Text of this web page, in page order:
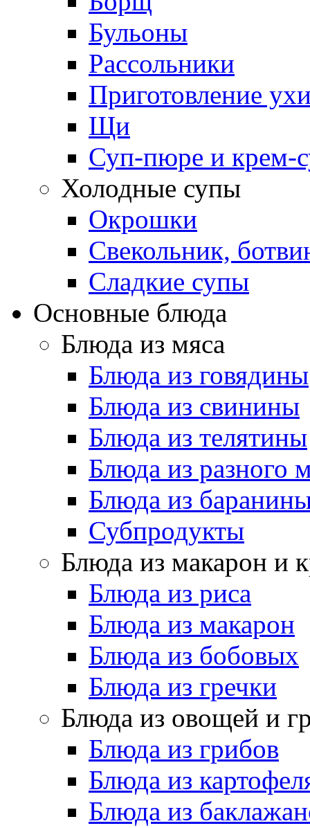
Бульоны
Рассольники
Приготовление
Щи
Суп-пюре и крем-
Холодные супы
Окрошки
Свекольник,
Cладкие супы
Основные блюда
Блюда из мяса
Блюда из говядины
Блюда из свинины
Блюда из телятины
Блюда из разного
Блюда из
Субпродукты
Блюда из макарон и
Блюда из риса
Блюда из макарон
Блюда из бобовых
Блюда из гречки
Блюда из овощей и
Блюда из грибов
Блюда из
Блюда из